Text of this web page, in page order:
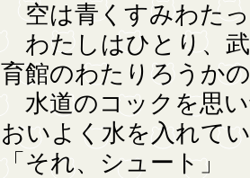
空は青くすみわた
わたしはひとり、
育館のわたりろうか
水道のコックを思
おいよく水を入れて
「それ、シュート」